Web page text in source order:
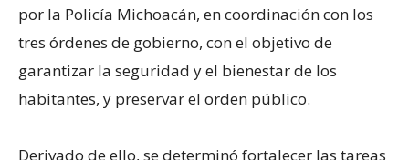
por la Policía Michoacán, en coordinación con los
tres órdenes de gobierno, con el objetivo de
garantizar la seguridad y el bienestar de los
habitantes, y preservar el orden público.
Derivado de ello, se determinó fortalecer las tareas